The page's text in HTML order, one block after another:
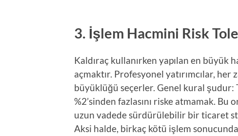
3. İşlem Hacmini Risk
Kaldıraç kullanırken yapılan en büyük
açmaktır. Profesyonel yatırımcılar,
büyüklüğü seçerler. Genel kural şudur:
%2’sinden fazlasını riske atmamak. Bu
uzun vadede sürdürülebilir bir ticaret
Aksi halde, birkaç kötü işlem